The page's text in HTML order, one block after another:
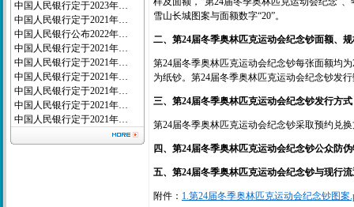
中国人民银行定于2023年…
中国人民银行定于2021年…
中国人民银行公布2022年…
中国人民银行定于2021年…
中国人民银行定于2021年…
中国人民银行定于2021年…
中国人民银行定于2021年…
中国人民银行定于2021年…
中国人民银行定于2021年…
雪山长城图案与面额数字“20”。
二、第24届冬季奥林匹克运动会纪念钞面额、
第24届冬季奥林匹克运动会纪念钞每张面额均
为纸钞。第24届冬季奥林匹克运动会纪念钞发
三、第24届冬季奥林匹克运动会纪念钞发行方式
第24届冬季奥林匹克运动会纪念钞采取预约兑
四、第24届冬季奥林匹克运动会纪念钞公众防
五、第24届冬季奥林匹克运动会纪念钞与现行
附件： 1.第24届冬季奥林匹克运动会纪念钞图案